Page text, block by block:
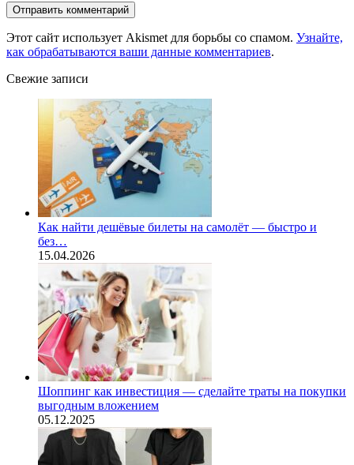
Этот сайт использует Akismet для борьбы со спамом. Узнайте,
как обрабатываются ваши данные комментариев.
Свежие записи
Как найти дешёвые билеты на самолёт — быстро и
без…
15.04.2026
Шоппинг как инвестиция — сделайте траты на покупки
выгодным вложением
05.12.2025